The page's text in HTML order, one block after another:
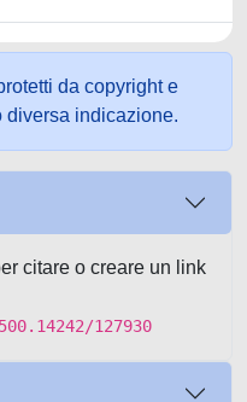
da copyright e
diversa indicazione.
citare o creare un link
127930